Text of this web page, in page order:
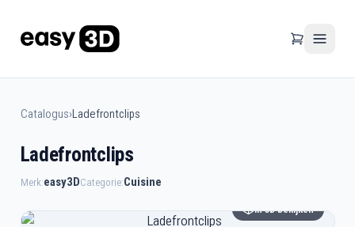
Catalogus›Ladefrontclips
Ladefrontclips
Merk:easy3DCategorie:Cuisine
In 3D bekijken